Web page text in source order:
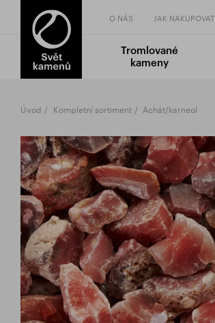
O NÁS JAK NAKUPOVAT
Tromlované
kameny
Úvod Kompletní sortiment Achát/karneol